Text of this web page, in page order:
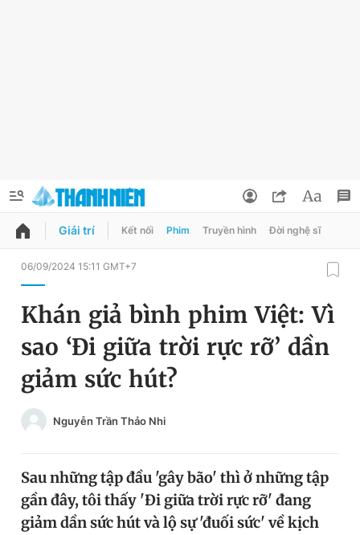
QUẢNG CÁO
Chuyên mục
Chuyên mục khác
Chào ngày mới
Video Magazine
Đổi mật khẩu
Tin đã lưu
Giải trí Kết nối Phim Truyền hình Đời nghệ sĩ
06/09/2024 15:11 GMT+7
Khán giả bình phim Việt: Vì
sao ‘Đi giữa trời rực rỡ’ dần
giảm sức hút?
Nguyễn Trần Thảo Nhi
Sau những tập đầu 'gây bão' thì ở những tập
gần đây, tôi thấy 'Đi giữa trời rực rỡ' đang
giảm dần sức hút và lộ sự 'đuối sức' về kịch